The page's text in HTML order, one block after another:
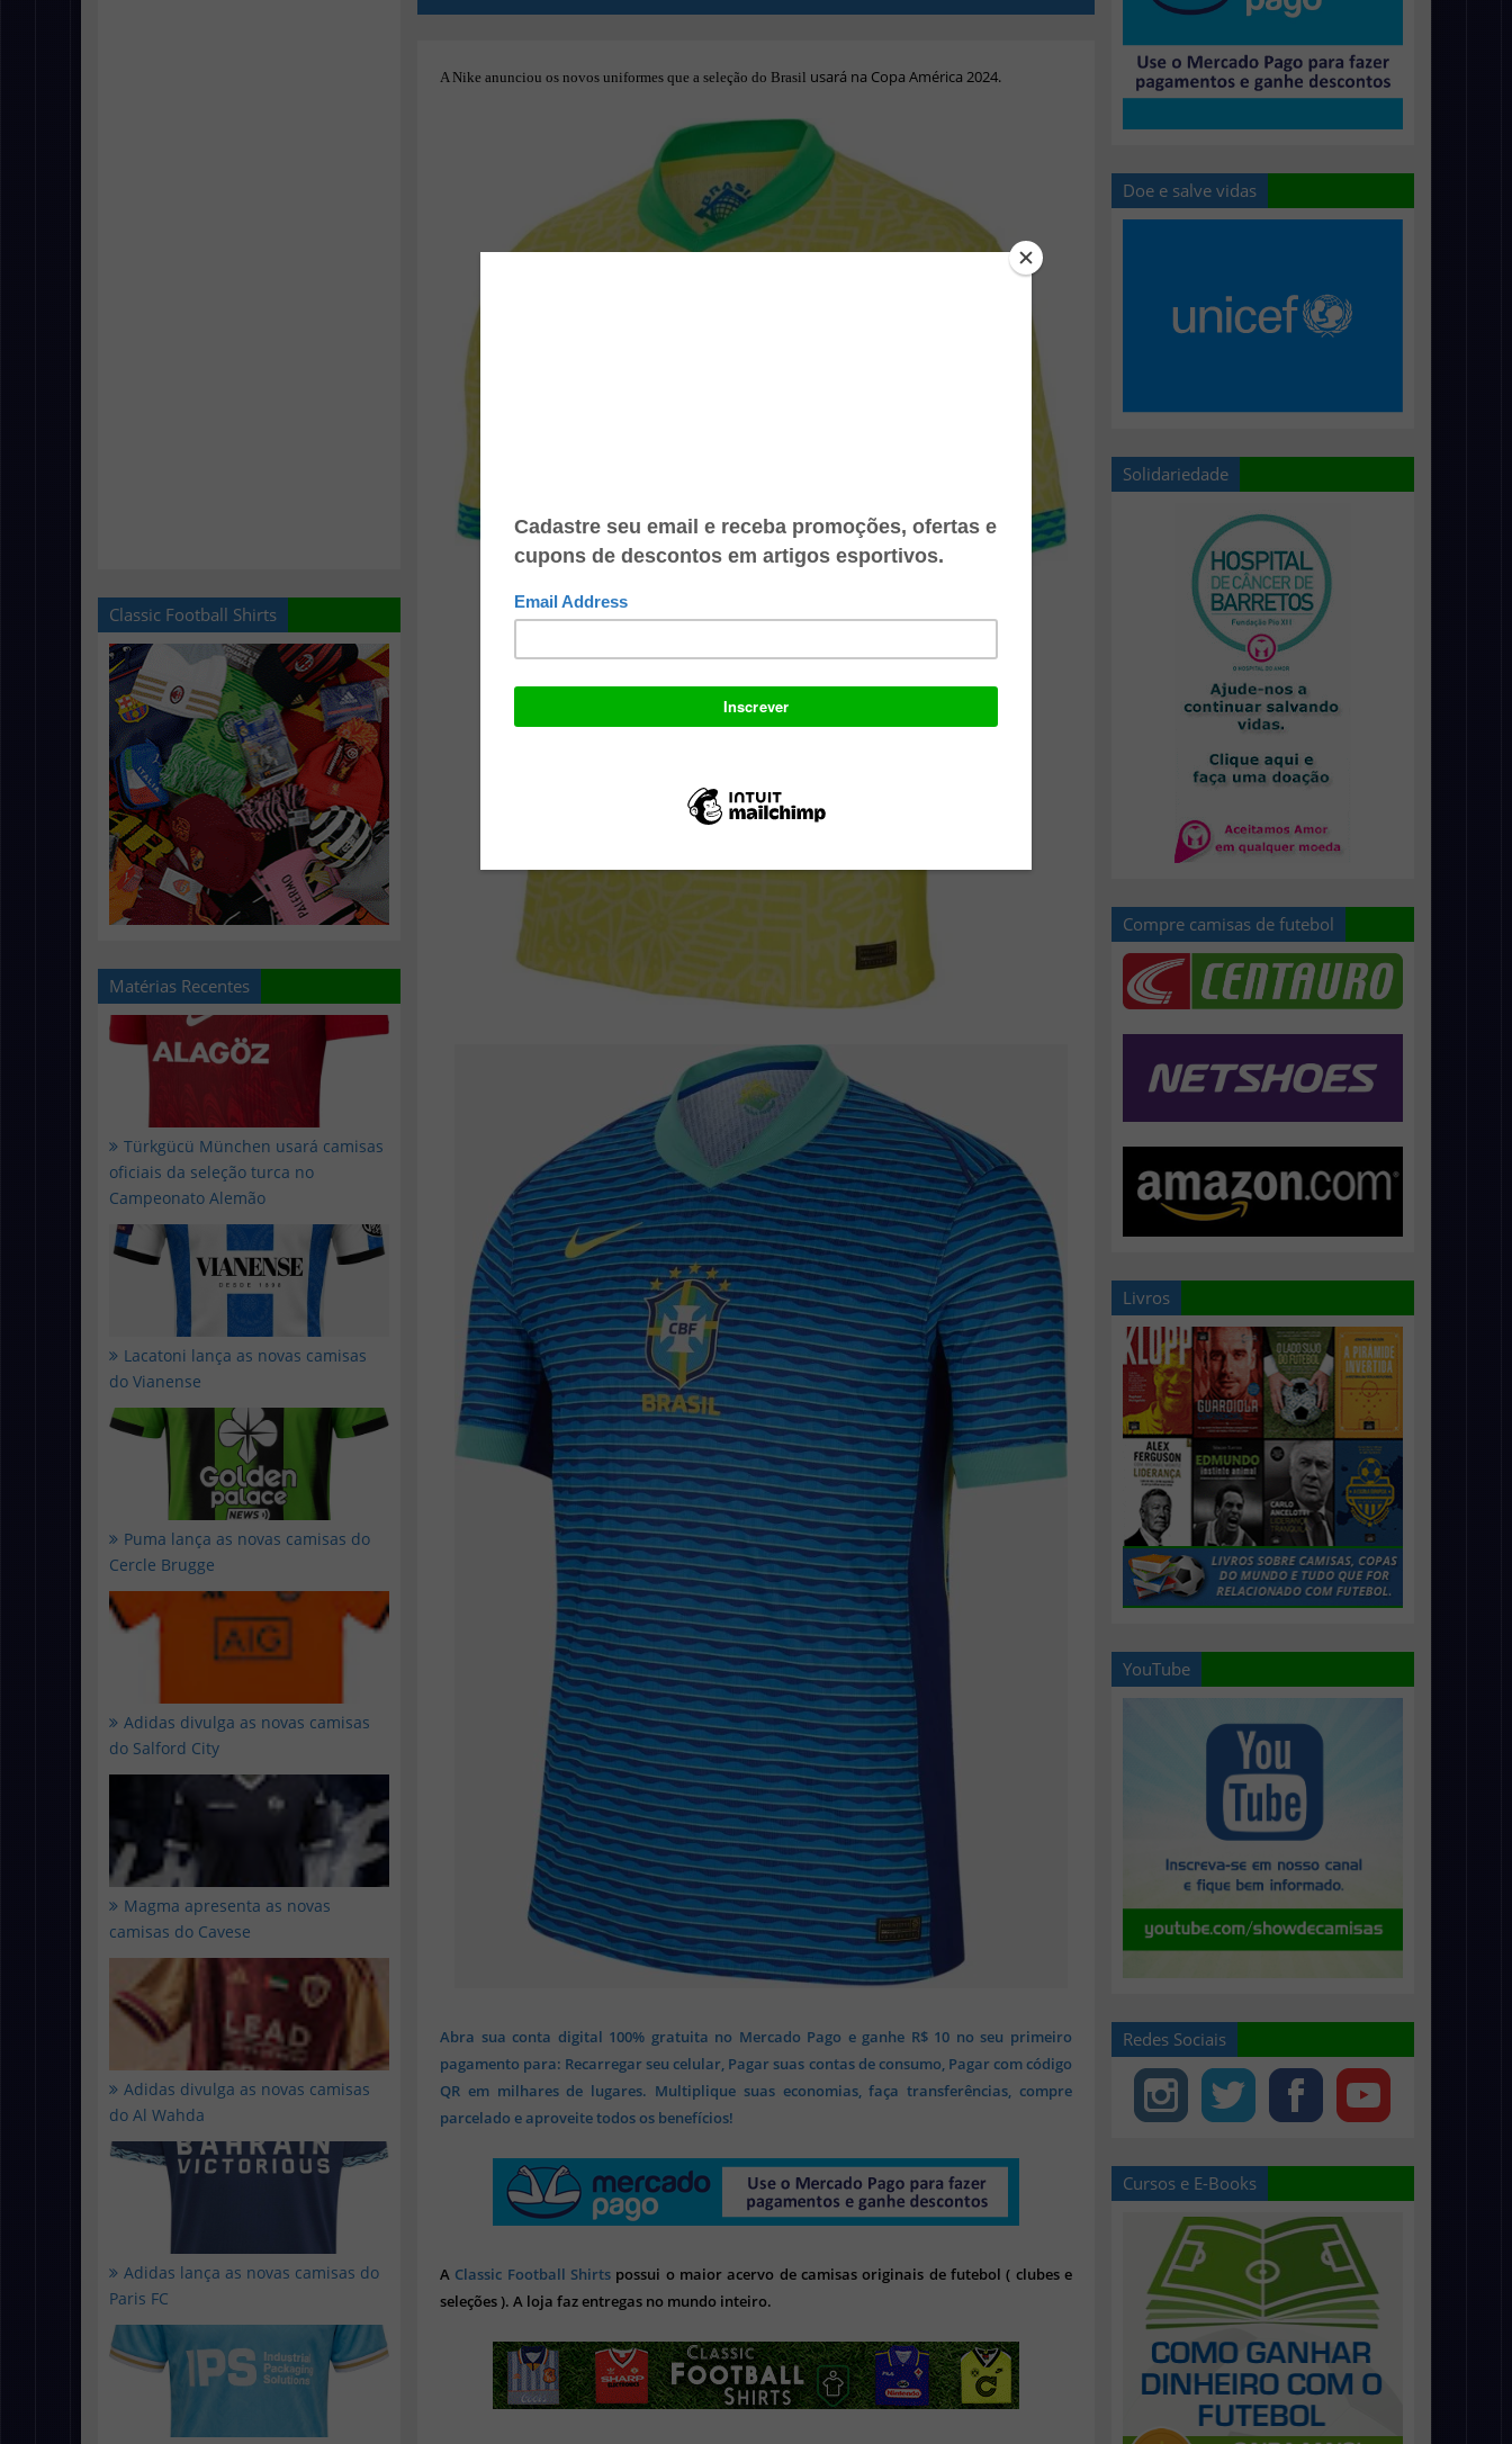
Classic Football Shirts
Matérias Recentes
Türkgücü München usará camisas
oficiais da seleção turca no
Campeonato Alemão
Lacatoni lança as novas camisas
do Vianense
Puma lança as novas camisas do
Cercle Brugge
Adidas divulga as novas camisas
do Salford City
Magma apresenta as novas
camisas do Cavese
Adidas divulga as novas camisas
do Al Wahda
Adidas lança as novas camisas do
Paris FC
A Nike anunciou os novos uniformes que a seleçãodo Brasil usará na Copa América 2024.
Abra sua conta digital 100% gratuita no Mercado Pago e ganhe R$ 10 no seu primeiro
pagamento para: Recarregar seu celular, Pagar suas contas de consumo, Pagar com código
QR em milhares de lugares. Multiplique suas economias, faça transferências, compre
parcelado e aproveite todos os benefícios!
A Classic Football Shirts possui o maior acervo de camisas originais de futebol ( clubes e
seleções ). A loja faz entregas no mundo inteiro.
Doe e salve vidas
Solidariedade
Compre camisas de futebol
Livros
YouTube
Redes Sociais
Cursos e E-Books